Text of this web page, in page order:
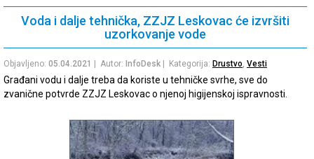
Voda i dalje tehnička, ZZJZ Leskovac će izvršiti
uzorkovanje vode
Objavljeno: 05.04.2021 | Autor: InfoDesk | Kategorija: Drustvo, Vesti
Građani vodu i dalje treba da koriste u tehničke svrhe, sve do
zvanične potvrde ZZJZ Leskovac o njenoj higijenskoj ispravnosti.